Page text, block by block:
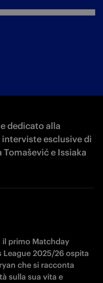
dedicato alla
esclusive di
e Issiaka
il primo Matchday
League 2025/26 ospita
che si racconta
sulla sua vita e